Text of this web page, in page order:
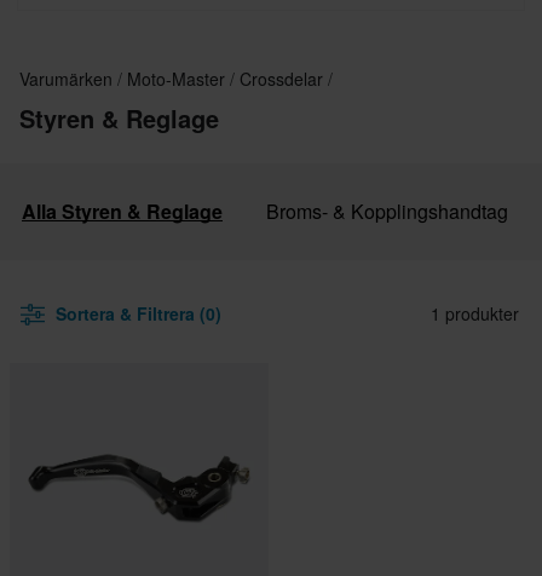
Varumärken Moto-Master Crossdelar
Styren & Reglage
Alla Styren & Reglage Broms- & Kopplingshandtag
Sortera & Filtrera (0) 1 produkter